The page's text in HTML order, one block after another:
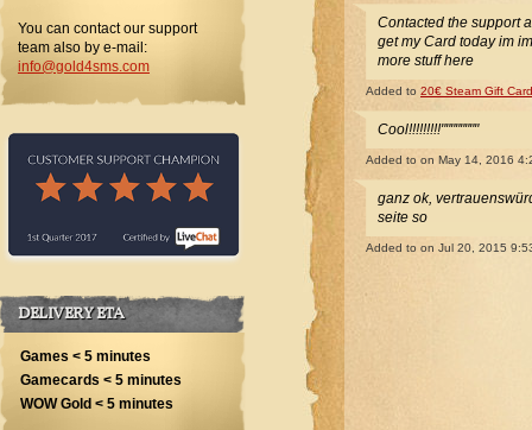
Contacted the support
get my Card today im
more stuff here
Added to 20€ Steam Gift Card
Cool!!!!!!!!!""""""""
Added to on May 14, 2016
ganz ok,
seite so
Added to on Jul 20, 2015
You can contact our support
team also by e-mail:
info@gold4sms.com
DELIVERY ETA
Games < 5 minutes
Gamecards < 5 minutes
WOW Gold < 5 minutes